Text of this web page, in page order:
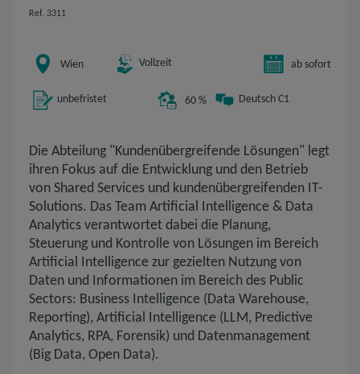
Ref. 3311
Wien Vollzeit ab sofort
unbefristet 60 % Deutsch C1
Die Abteilung "Kundenübergreifende Lösungen" legt
ihren Fokus auf die Entwicklung und den Betrieb
von Shared Services und kundenübergreifenden IT-
Solutions. Das Team Artificial Intelligence & Data
Analytics verantwortet dabei die Planung,
Steuerung und Kontrolle von Lösungen im Bereich
Artificial Intelligence zur gezielten Nutzung von
Daten und Informationen im Bereich des Public
Sectors: Business Intelligence (Data Warehouse,
Reporting), Artificial Intelligence (LLM, Predictive
Analytics, RPA, Forensik) und Datenmanagement
(Big Data, Open Data).